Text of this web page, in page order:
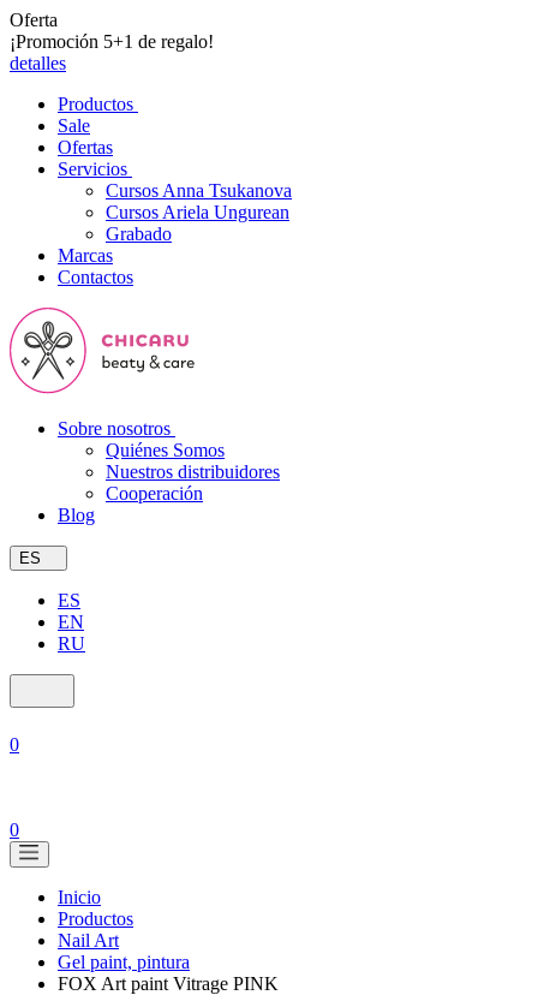
Oferta
¡Promoción 5+1 de regalo!
detalles
Productos
Sale
Ofertas
Servicios
Cursos Anna Tsukanova
Cursos Ariela Ungurean
Grabado
Marcas
Contactos
Sobre nosotros
Quiénes Somos
Nuestros distribuidores
Cooperación
Blog
ES
ES
EN
RU
0
0
Inicio
Productos
Nail Art
Gel paint, pintura
FOX Art paint Vitrage PINK